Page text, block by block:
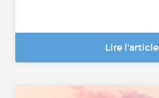
Lire l'article